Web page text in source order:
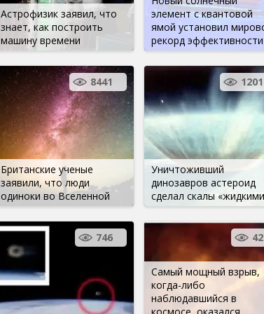
Астрофизик заявил, что
знает, как построить
машину времени
элемент с квантовой
ямой установил
рекорд эффективности
Британские ученые
заявили, что люди
одиноки во Вселенной
8441
Уничтоживший
динозавров астероид
сделал скалы
1201
746
Самый мощный взрыв,
когда-либо
наблюдавшийся в
42